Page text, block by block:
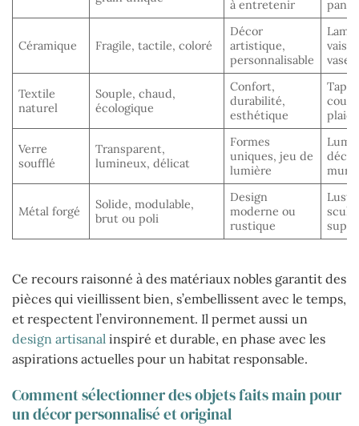
à entretenir
Céramique Fragile, tactile, coloré
Décor
artistique,
personnalisable
vases
Textile
naturel
Souple, chaud,
écologique
Confort,
durabilité,
esthétique
Tapis,
plaids
Verre
soufflé
Transparent,
lumineux, délicat
Formes
uniques, jeu de
lumière
Métal forgé
Solide, modulable,
brut ou poli
Design
moderne ou
rustique
Ce recours raisonné à des matériaux nobles garantit des
pièces qui vieillissent bien, s’embellissent avec le temps,
et respectent l’environnement. Il permet aussi un
design artisanal inspiré et durable, en phase avec les
aspirations actuelles pour un habitat responsable.
Comment sélectionner des objets faits main pour
un décor personnalisé et original